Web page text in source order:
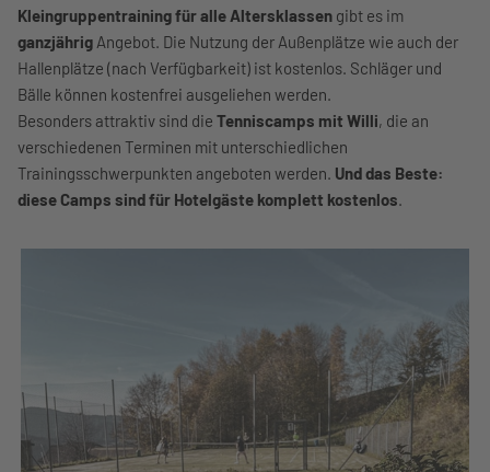
Kleingruppentraining für alle Altersklassen gibt es im
ganzjährig Angebot. Die Nutzung der Außenplätze wie auch der
Hallenplätze (nach Verfügbarkeit) ist kostenlos. Schläger und
Bälle können kostenfrei ausgeliehen werden.
Besonders attraktiv sind die Tenniscamps mit Willi, die an
verschiedenen Terminen mit unterschiedlichen
Trainingsschwerpunkten angeboten werden. Und das Beste:
diese Camps sind für Hotelgäste komplett kostenlos.